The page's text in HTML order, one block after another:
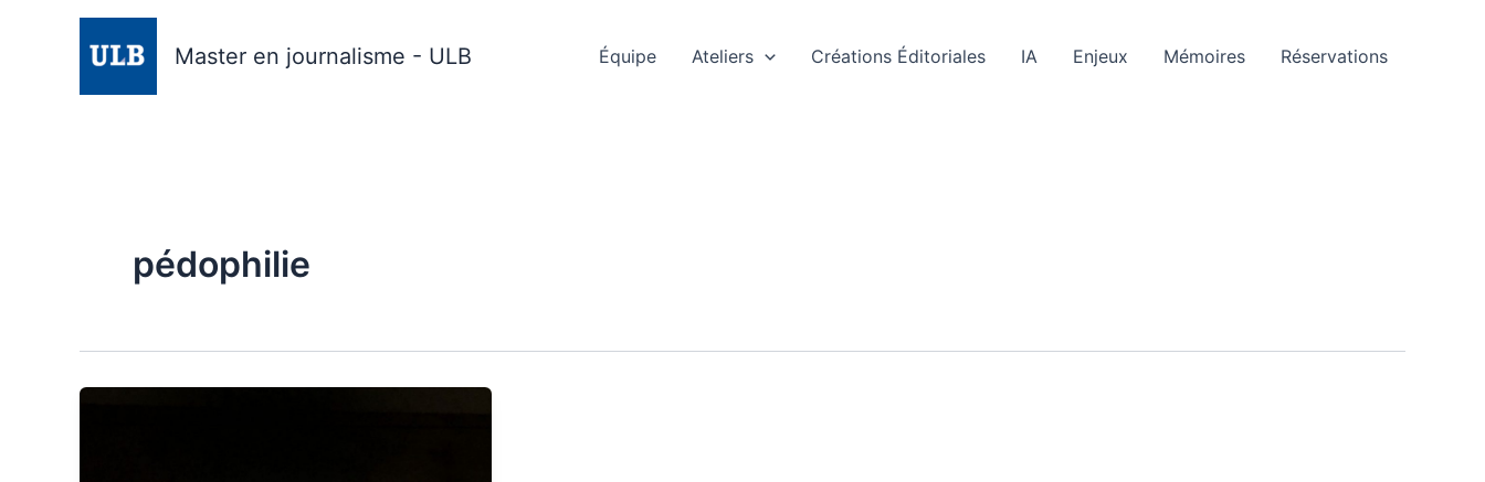
Master en journalisme - ULB Équipe Ateliers Créations Éditoriales IA Enjeux Mémoires Réservations
pédophilie